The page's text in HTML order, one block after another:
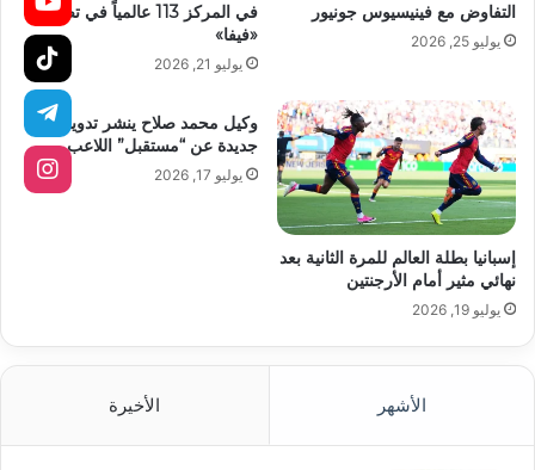
التفاوض مع فينيسيوس جونيور
يوليو 25, 2026
في المركز 113 عالمياً في تصنيف
«فيفا»
يوليو 21, 2026
إسبانيا بطلة العالم للمرة الثانية بعد
نهائي مثير أمام الأرجنتين
يوليو 19, 2026
وكيل محمد صلاح ينشر تدوينة
جديدة عن “مستقبل” اللاعب
يوليو 17, 2026
الأشهر الأخيرة